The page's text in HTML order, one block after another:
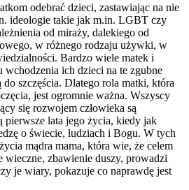
odebrać dzieci, zastawiając na nie
ideologie takie jak m.in. LGBT czy
od miraży, dalekiego od
w różnego rodzaju używki, w
Bardzo wiele matek i
ich dzieci na te zgubne
szczęścia. Dlatego rola matki, która
jest ogromnie ważna. Wszyscy
się rozwojem człowieka są
pierwsze lata jego życia, kiedy jak
o świecie, ludziach i Bogu. W tych
mądra mama, która wie, że celem
wieczne, zbawienie duszy, prowadzi
je wiary, pokazuje co naprawdę jest